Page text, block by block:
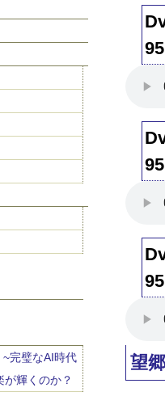
完璧なAI時代
輝くのか？
望